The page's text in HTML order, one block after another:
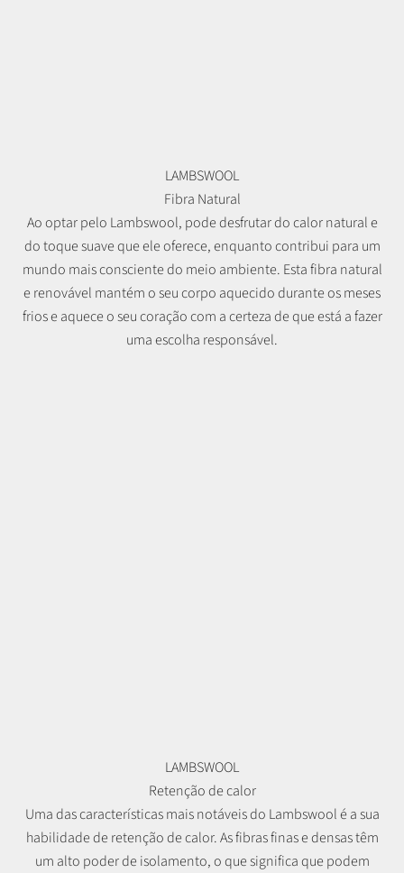
LAMBSWOOL
Fibra Natural
Ao optar pelo Lambswool, pode desfrutar do calor natural e
do toque suave que ele oferece, enquanto contribui para um
mundo mais consciente do meio ambiente. Esta fibra natural
e renovável mantém o seu corpo aquecido durante os meses
frios e aquece o seu coração com a certeza de que está a fazer
uma escolha responsável.
LAMBSWOOL
Retenção de calor
Uma das características mais notáveis do Lambswool é a sua
habilidade de retenção de calor. As fibras finas e densas têm
um alto poder de isolamento, o que significa que podem